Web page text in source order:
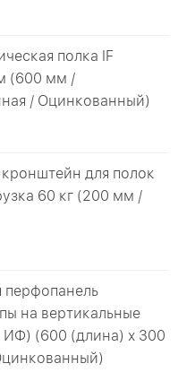
полка IF
(600 мм /
/ Оцинкованный)
для полок
60 кг (200 мм /
перфопанель
на вертикальные
(600 (длина) х 300